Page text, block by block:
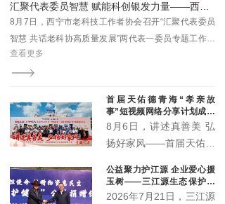
汇聚代表委员智慧 赋能科创银发力量——西宁市老科技工作者协会召开两代表一委员专题工作会议
8月7日，西宁市老科技工作者协会召开“汇聚代表委员
智慧 共话老科协高质量发展”两代表一委员专题工作会
议。协会聚集了会员中的党的十九大代表省市级历届及
现任党代表、人大代表、政协委员40余名。他们是协会
伍。本次专题会议由部分各级代表委员参会。
查看更多
首届天佑德青海“孝亲故
事”短视频网络分享计划成果
展示会圆满举行
8月6日，讲述真善美 弘
扬好家风——首届天佑德
络分享计划成果展示会在
青海省互助土族自治县天
公益聚力护江源 企业爱心援
玉树——三江源生态保护基
金会爱心企业捐赠暨座谈交
2026年7月21日，三江源